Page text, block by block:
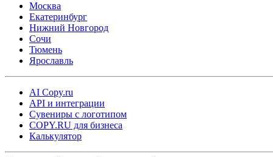
Москва
Екатеринбург
Нижний Новгород
Сочи
Тюмень
Ярославль
AI Copy.ru
API и интеграции
Сувениры с логотипом
COPY.RU для бизнеса
Калькулятор